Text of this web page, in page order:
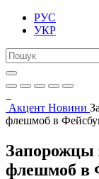
РУС
УКР
Акцент Новини
флешмоб в
Запорожцы
флешмоб в